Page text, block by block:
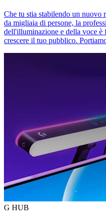
Che tu stia stabilendo un nuovo
da migliaia di persone, la
dell'illuminazione e della voce è
crescere il tuo pubblico.
G HUB